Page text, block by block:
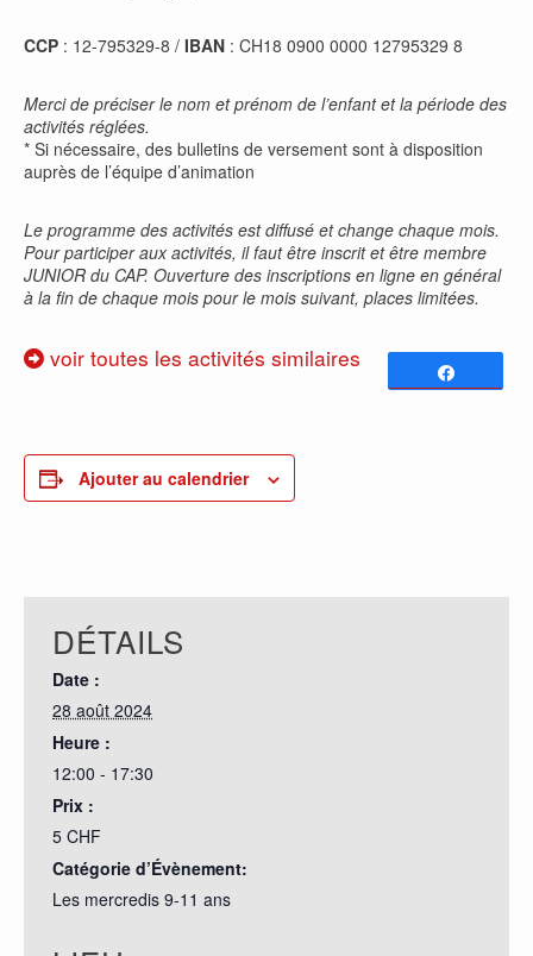
CCP : 12-795329-8 / IBAN : CH18 0900 0000 12795329 8
Merci de préciser le nom et prénom de l’enfant et la période des
activités réglées.
* Si nécessaire, des bulletins de versement sont à disposition
auprès de l’équipe d’animation
Le programme des activités est diffusé et change chaque mois.
Pour participer aux activités, il faut être inscrit et être membre
JUNIOR du CAP. Ouverture des inscriptions en ligne en général
à la fin de chaque mois pour le mois suivant, places limitées.
voir toutes les activités similaires
Ajouter au calendrier
DÉTAILS
Date :
28 août 2024
Heure :
12:00 - 17:30
Prix :
5 CHF
Catégorie d’Évènement:
Les mercredis 9-11 ans